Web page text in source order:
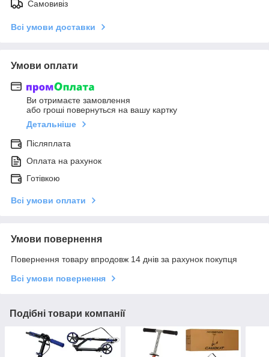
Самовивіз
Всі умови доставки
Умови оплати
Ви отримаєте замовлення
або гроші повернуться на вашу картку
Детальніше
Післяплата
Оплата на рахунок
Готівкою
Всі умови оплати
Умови повернення
Повернення товару впродовж 14 днів за рахунок покупця
Всі умови повернення
Подібні товари компанії